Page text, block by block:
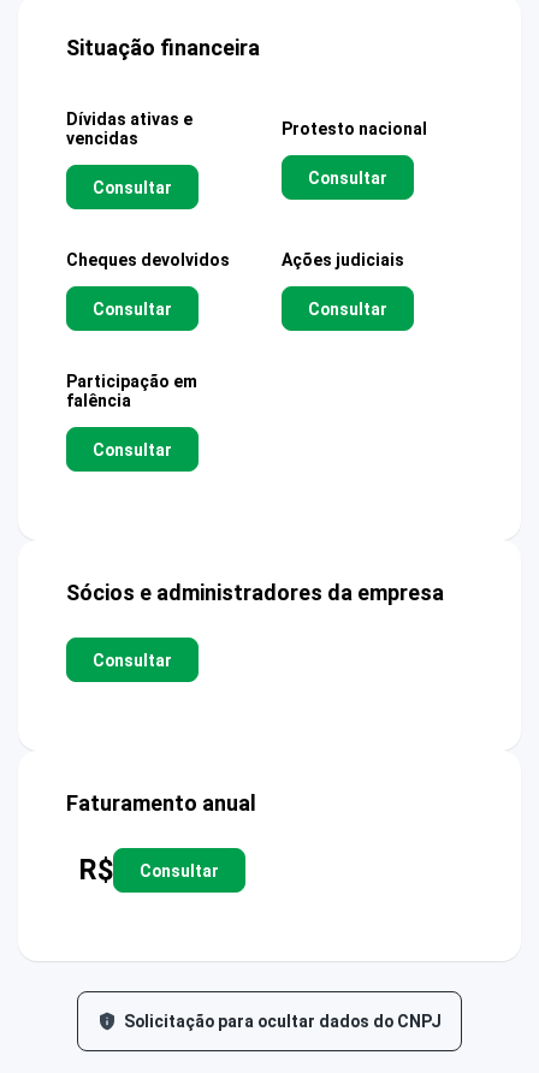
Situação financeira
Dívidas ativas e
vencidas
Consultar
Protesto nacional
Consultar
Cheques devolvidos
Consultar
Ações judiciais
Consultar
Participação em
falência
Consultar
Sócios e administradores da empresa
Consultar
Faturamento anual
R$ Consultar
Solicitação para ocultar dados do CNPJ